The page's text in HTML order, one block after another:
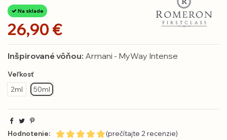
Na sklade
26,90 €
Inšpirované vôňou: Armani - MyWay Intense
Veľkosť
2ml
50ml
Hodnotenie: (prečítajte 2 recenzie)